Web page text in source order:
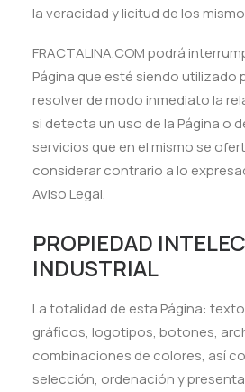
la veracidad y licitud de los
FRACTALINA.COM podrá
Página que esté siendo utilizado
resolver de modo inmediato la
si detecta un uso de la Página o
servicios que en el mismo se
considerar contrario a lo
Aviso Legal.
PROPIEDAD
INDUSTRIAL
La totalidad de esta Página:
gráficos, logotipos, botones,
combinaciones de colores, así
selección, ordenación y